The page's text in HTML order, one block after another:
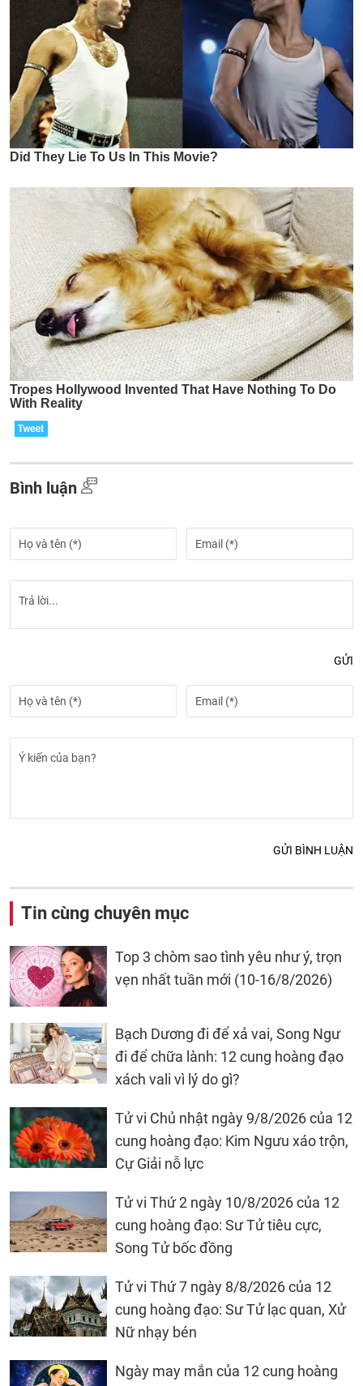
Bình luận
GỬI
GỬI BÌNH LUẬN
Tin cùng chuyên mục
Top 3 chòm sao tình yêu như ý, trọn
vẹn nhất tuần mới (10-16/8/2026)
Bạch Dương đi để xả vai, Song Ngư
đi để chữa lành: 12 cung hoàng đạo
xách vali vì lý do gì?
Tử vi Chủ nhật ngày 9/8/2026 của 12
cung hoàng đạo: Kim Ngưu xáo trộn,
Cự Giải nỗ lực
Tử vi Thứ 2 ngày 10/8/2026 của 12
cung hoàng đạo: Sư Tử tiêu cực,
Song Tử bốc đồng
Tử vi Thứ 7 ngày 8/8/2026 của 12
cung hoàng đạo: Sư Tử lạc quan, Xử
Nữ nhạy bén
Ngày may mắn của 12 cung hoàng